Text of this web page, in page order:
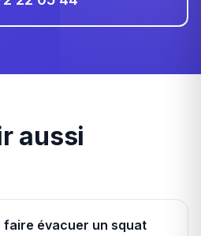
aussi
évacuer un squat